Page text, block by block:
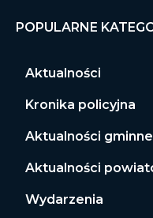
POPULARNE
Aktualności
Kronika policyjna
Aktualności gminne
Aktualności
Wydarzenia